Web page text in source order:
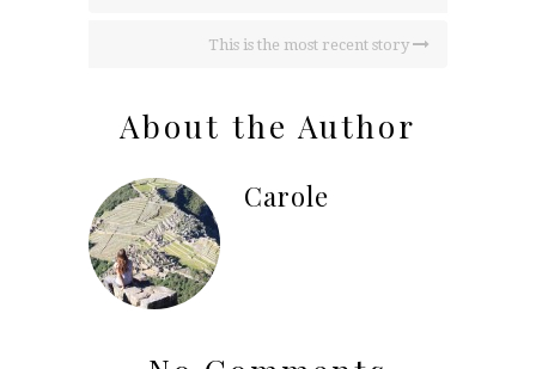
This is the most recent story
About the Author
Carole